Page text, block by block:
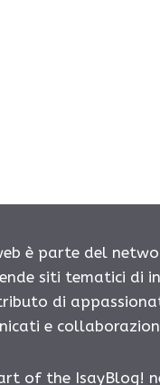
è parte del
siti tematici di
di
e
of the IsayBlog!